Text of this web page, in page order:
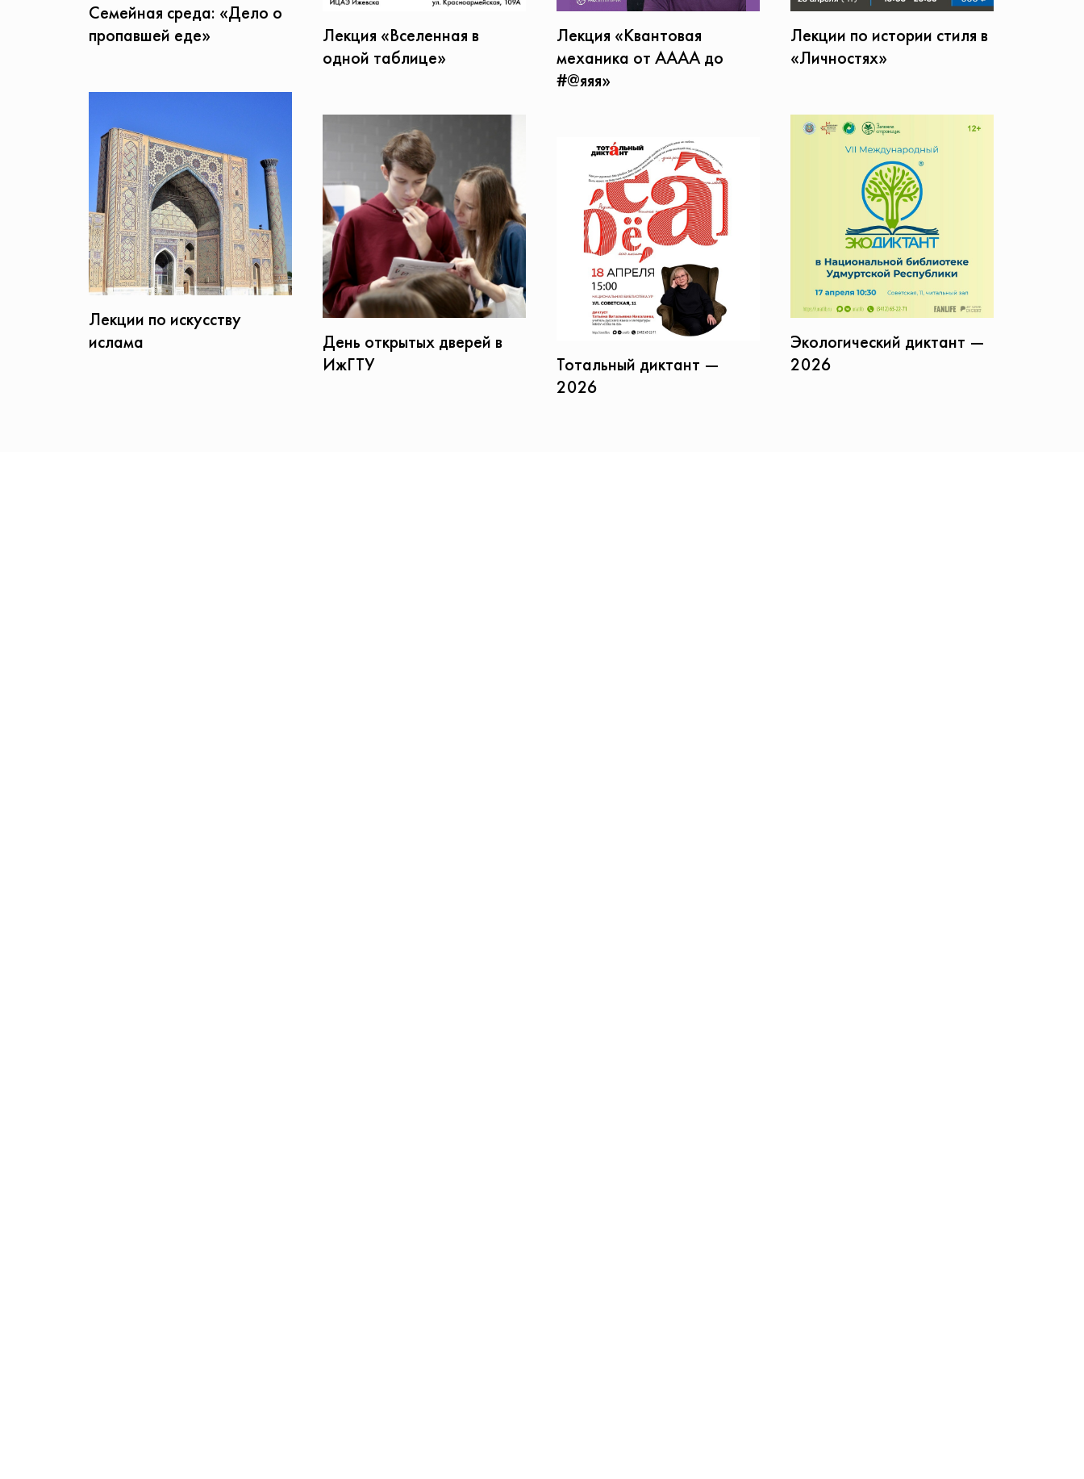
Семейная среда: «Дело о
пропавшей еде»
Лекция «Вселенная в
одной таблице»
Лекция «Квантовая
механика от АААА до
#@яяя»
Лекции по истории стиля в
«Личностях»
Лекции по искусству
ислама
День открытых дверей в
ИжГТУ
Экологический диктант —
2026
Тотальный диктант —
2026